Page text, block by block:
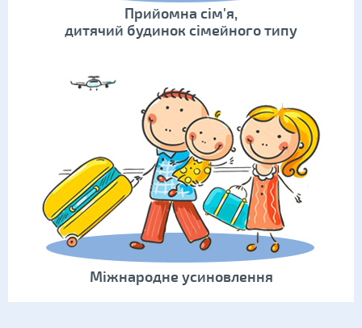
Прийомна сім'я,
дитячий будинок сімейного типу
Міжнародне усиновлення